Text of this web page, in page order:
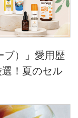
ブ）」愛用歴
！夏のセル